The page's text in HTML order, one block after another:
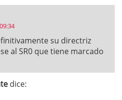
su directriz
al SR0 que tiene marcado
dice: